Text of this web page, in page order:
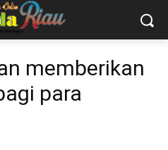
memberikan
para